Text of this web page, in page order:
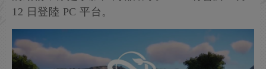
12 日登陸 PC 平台。